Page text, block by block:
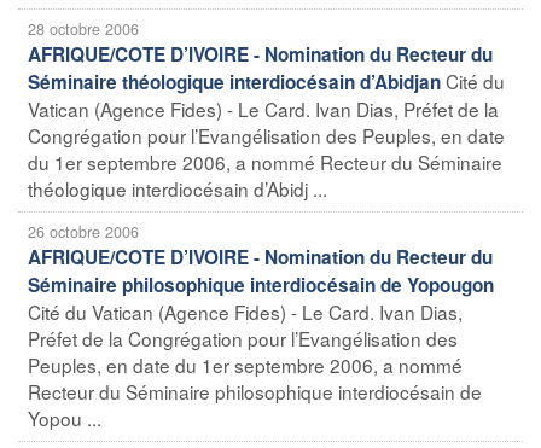
28 octobre 2006
AFRIQUE/COTE D’IVOIRE - Nomination du Recteur du
Séminaire théologique interdiocésain d’AbidjanCité du
Vatican (Agence Fides) - Le Card. Ivan Dias, Préfet de la
Congrégation pour l’Evangélisation des Peuples, en date
du 1er septembre 2006, a nommé Recteur du Séminaire
théologique interdiocésain d’Abidj ...
26 octobre 2006
AFRIQUE/COTE D’IVOIRE - Nomination du Recteur du
Séminaire philosophique interdiocésain de Yopougon
Cité du Vatican (Agence Fides) - Le Card. Ivan Dias,
Préfet de la Congrégation pour l’Evangélisation des
Peuples, en date du 1er septembre 2006, a nommé
Recteur du Séminaire philosophique interdiocésain de
Yopou ...